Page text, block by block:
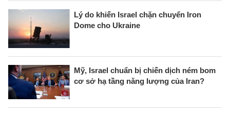
Lý do khiến Israel chặn chuyển Iron
Dome cho Ukraine
Mỹ, Israel chuẩn bị chiến dịch ném bom
cơ sở hạ tầng năng lượng của Iran?